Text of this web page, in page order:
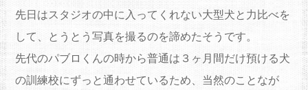
先日はスタジオの中に入ってくれない大型犬と力比べを
して、
とうとう写真を撮るのを諦めたそうです。
先代のパブロ くんの時から普通は３ヶ月間だけ預ける犬
の訓 練校にずっと通わせているため、当然のことなが